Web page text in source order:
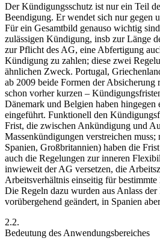
Der Kündigungsschutz ist nur ein Teil
Beendigung. Er wendet sich nur gegen
Für ein Gesamtbild genauso wichtig
zulässigen Kündigung, insb zur Länge
zur Pflicht des AG, eine Abfertigung
Kündigung zu zahlen; diese zwei
ähnlichen Zweck. Portugal,
ab 2009 beide Formen der Absicherung
schon vorher kurzen –
Dänemark und Belgien haben
eingeführt. Funktionell den
Frist, die zwischen Ankündigung und
Massenkündigungen verstreichen muss;
Spanien, Großbritannien) haben die
auch die Regelungen zur inneren
inwieweit der AG versetzen, die
Arbeitsverhältnis einseitig für bestimmte
Die Regeln dazu wurden aus Anlass
vorübergehend geändert, in Spanien
2.2.
Bedeutung des Anwendungsbereiches